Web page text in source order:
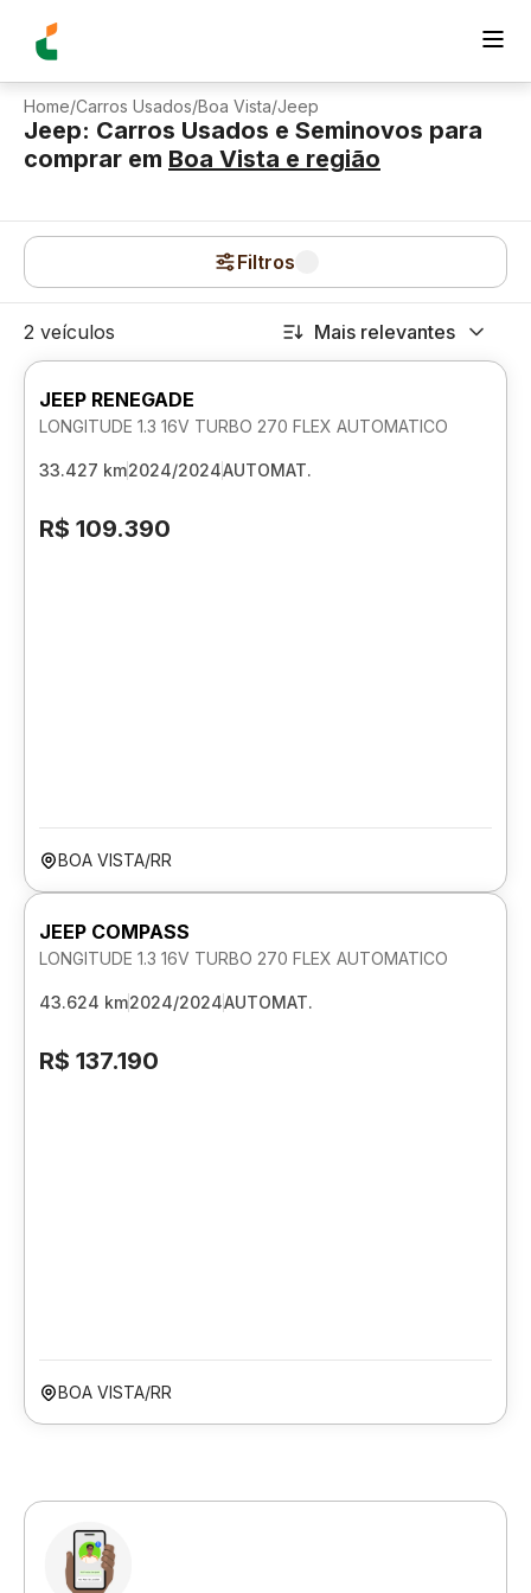
Home/Carros Usados/Boa Vista/Jeep
Jeep: Carros Usados e Seminovos para
comprar em Boa Vista e região
Filtros
2 veículos Mais relevantes
JEEP RENEGADE
LONGITUDE 1.3 16V TURBO 270 FLEX AUTOMATICO
33.427 km2024/2024AUTOMAT.
R$ 109.390
BOA VISTA/RR
JEEP COMPASS
LONGITUDE 1.3 16V TURBO 270 FLEX AUTOMATICO
43.624 km2024/2024AUTOMAT.
R$ 137.190
BOA VISTA/RR